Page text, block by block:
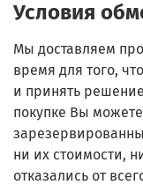
Условия
Мы доставляем
время для того,
и принять
покупке Вы можете
ни их стоимости,
отказались от